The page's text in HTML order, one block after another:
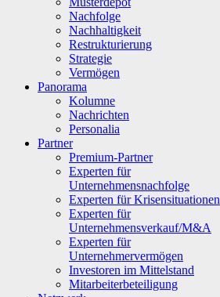
Nachfolge
Nachhaltigkeit
Restrukturierung
Strategie
Vermögen
Panorama
Kolumne
Nachrichten
Personalia
Partner
Premium-Partner
Experten für
Unternehmensnachfolge
Experten für Krisensituationen
Experten für
Unternehmensverkauf/M&A
Experten für
Unternehmervermögen
Investoren im Mittelstand
Mitarbeiterbeteiligung